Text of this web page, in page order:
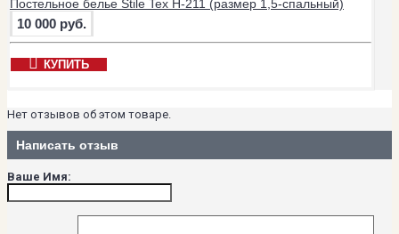
Постельное белье Stile Tex H-211 (размер 1,5-спальный)
10 000 руб.
КУПИТЬ
Нет отзывов об этом товаре.
Написать отзыв
Ваше Имя: